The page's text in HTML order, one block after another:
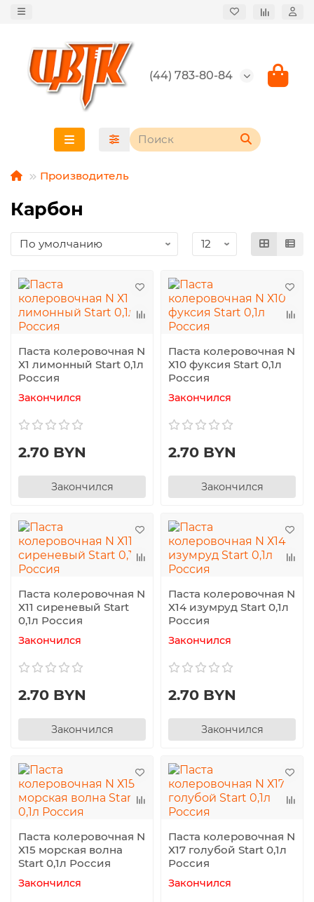
(44) 783-80-84
Производитель
Карбон
Паста колеровочная N
Х1 лимонный Start 0,1л
Россия
Закончился
2.70 BYN
Закончился
Паста колеровочная N
Х10 фуксия Start 0,1л
Россия
Закончился
2.70 BYN
Закончился
Паста колеровочная N
Х11 сиреневый Start
0,1л Россия
Закончился
2.70 BYN
Закончился
Паста колеровочная N
Х14 изумруд Start 0,1л
Россия
Закончился
2.70 BYN
Закончился
Паста колеровочная N
Х15 морская волна
Start 0,1л Россия
Закончился
Паста колеровочная N
Х17 голубой Start 0,1л
Россия
Закончился